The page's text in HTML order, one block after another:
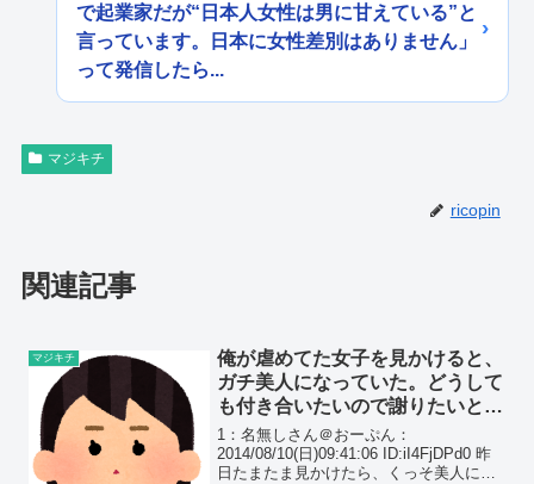
で起業家だが“日本人女性は男に甘えている”と
言っています。日本に女性差別はありません」
って発信したら...
マジキチ
ricopin
関連記事
マジキチ
俺が虐めてた女子を見かけると、
ガチ美人になっていた。どうして
も付き合いたいので謝りたいと思
う…
1：名無しさん＠おーぷん：
2014/08/10(日)09:41:06 ID:iI4FjDPd0 昨
日たまたま見かけたら、くっそ美人にな